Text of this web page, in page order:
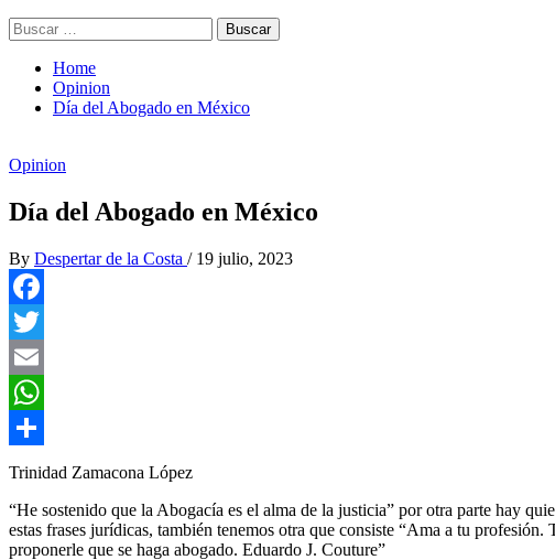
Buscar:
Home
Opinion
Día del Abogado en México
Opinion
Día del Abogado en México
By Despertar de la Costa / 19 julio, 2023
Facebook
Twitter
Email
WhatsApp
Compartir
Trinidad Zamacona López
“He sostenido que la Abogacía es el alma de la justicia” por otra parte hay
estas frases jurídicas, también tenemos otra que consiste “Ama a tu
proponerle que se haga abogado. Eduardo J. Couture”